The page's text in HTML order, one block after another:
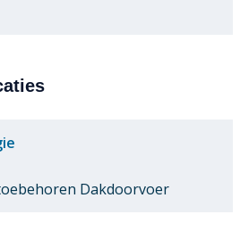
Dakdoorvoer